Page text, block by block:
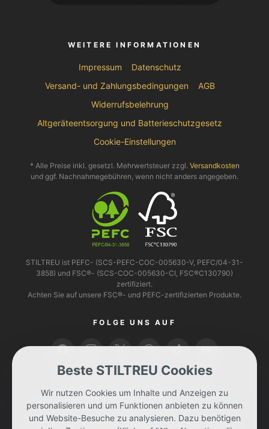
WEITERE INFORMATIONEN
Impressum
Datenschutz
Versand- und Zahlungsbedingungen
AGB
Widerrufsbelehrung
Altgeräteentsorgung und Batterieschutzgesetz
Cookie-Einstellungen
* Alle Preise inkl. gesetzl. Mehrwertsteuer zzgl. Versandkosten
und ggf. Nachnahmegebühren, wenn nicht anders angegeben.
STILTREU ist PEFC- (SCS-PEFC-COC-005630-V, PEFC/04-31-
3858) und FSC®- (SCS-COC-005630-CI, FSC®C130790)
zertifiziert.
Achten Sie auf unsere FSC®- und PEFC-zertifizierten Produkte.
FOLGE UNS AUF
Beste STILTREU Cookies
Wir nutzen Cookies um Inhalte und Anzeigen zu
personalisieren und um Funktionen anbieten zu können
und Website-Besuche zu analysieren. Dazu benötigen